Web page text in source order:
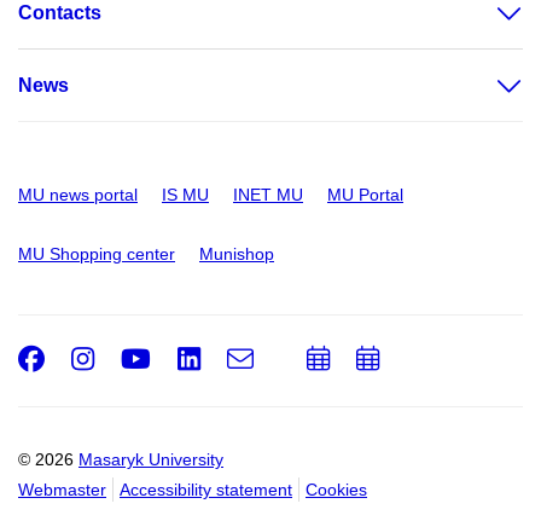
Contacts
News
MU news portal IS MU INET MU MU Portal
MU Shopping center Munishop
© 2026 Masaryk University
Webmaster
Accessibility statement Cookies
Facebook
Instagram
Youtube
LinkedIn
e-
Email
AddAdd